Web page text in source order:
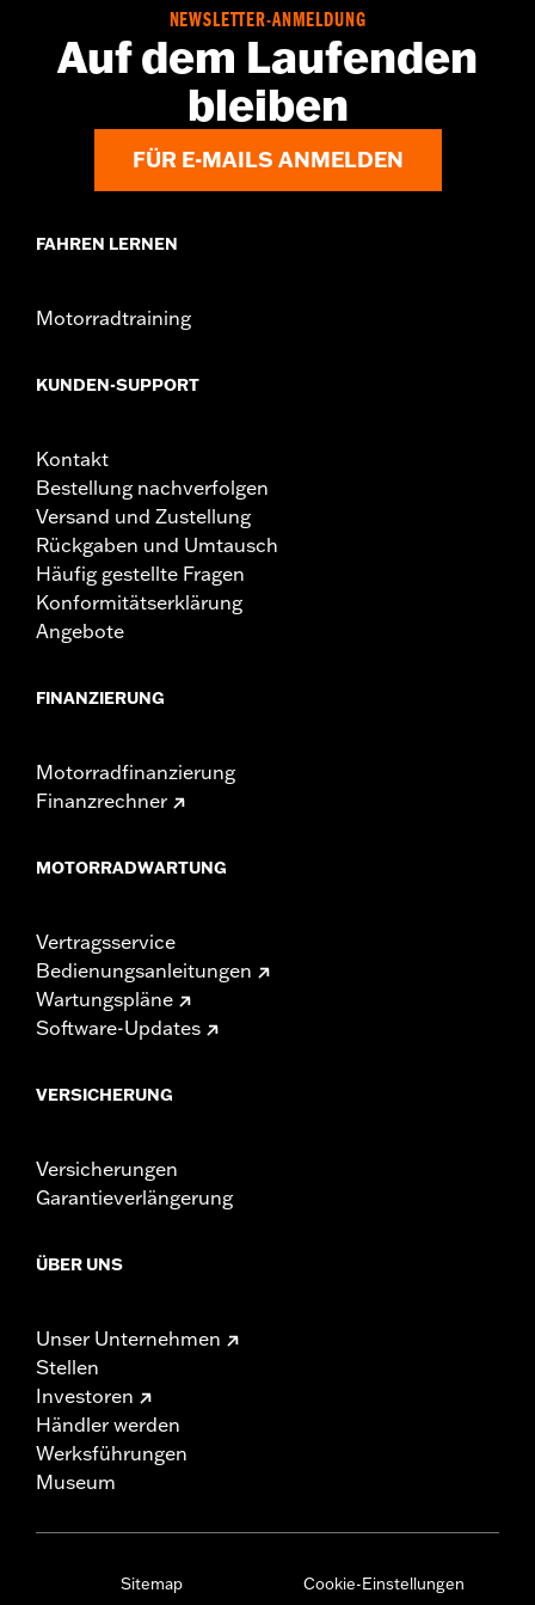
Update durch einen Harley-Davidson Händler erforderlich.
Installationsanleitung
Switchback
NEWSLETTER-ANMELDUNG
Auf dem Laufenden
bleiben
FÜR E-MAILS ANMELDEN
FAHREN LERNEN
Motorradtraining
KUNDEN-SUPPORT
Kontakt
Bestellung nachverfolgen
Versand und Zustellung
Rückgaben und Umtausch
Häufig gestellte Fragen
Konformitätserklärung
Angebote
FINANZIERUNG
Motorradfinanzierung
Finanzrechner
MOTORRADWARTUNG
Vertragsservice
Bedienungsanleitungen
Wartungspläne
Software-Updates
VERSICHERUNG
Versicherungen
Garantieverlängerung
ÜBER UNS
Unser Unternehmen
Stellen
Investoren
Händler werden
Werksführungen
Museum
Sitemap
Cookie-Einstellungen